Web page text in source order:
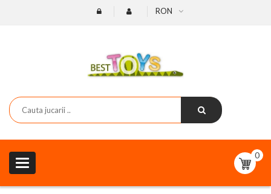
RON
Toggle
navigation
0